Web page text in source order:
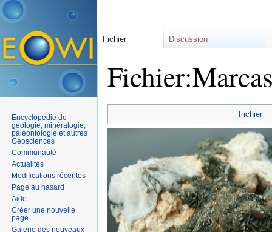
Fichier
Fichier Discussion
Encyclopédie de
géologie, minéralogie,
paléontologie et autres
Géosciences
Communauté
Actualités
Modifications récentes
Page au hasard
Aide
Créer une nouvelle
page
Galerie des nouveaux